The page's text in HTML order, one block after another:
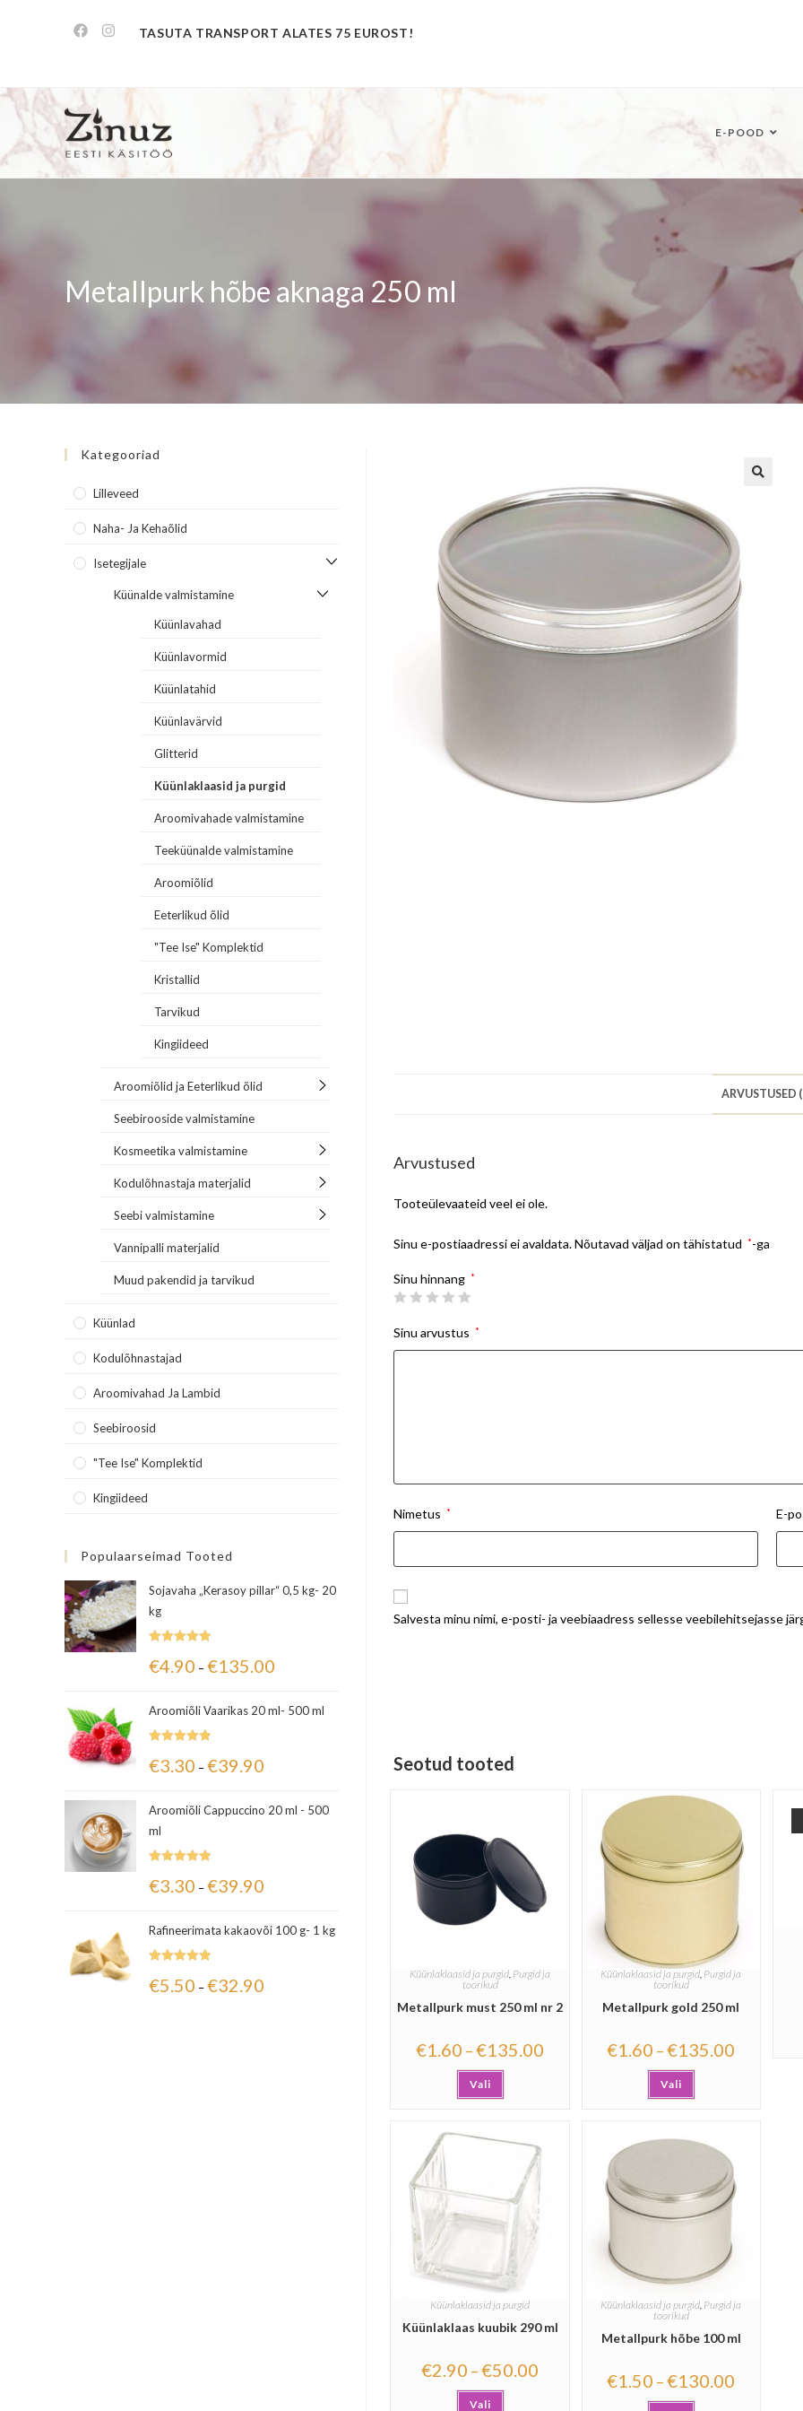
TASUTA TRANSPORT ALATES 75 EUROST!
E-POOD
Metallpurk hõbe aknaga 250 ml
ARVUSTUSED
Arvustused
Tooteülevaateid veel ei ole.
Sinu e-postiaadressi ei avaldata.Nõutavad väljad on tähistatud *-ga
Sinu hinnang *
Sinu arvustus *
Nimetus * E-
Salvesta minu nimi, e-posti- ja veebiaadress sellesse veebilehitsejasse
Seotud tooted
Küünlaklaasid ja purgid Purgid ja
toorikud
Metallpurk must 250 ml nr 2
€1.60 –€135.00
Vali
Küünlaklaasid ja purgid Purgid ja
toorikud
Metallpurk gold 250 ml
€1.60 –€135.00
Vali
Küünlaklaasid ja purgid
Küünlaklaas kuubik 290 ml
€2.90 –€50.00
Vali
Küünlaklaasid ja purgid, Purgid ja
toorikud
Metallpurk hõbe 100 ml
€1.50 –€130.00
Kategooriad
Lilleveed
Naha- Ja Kehaõlid
Isetegijale
Küünalde valmistamine
Küünlavahad
Küünlavormid
Küünlatahid
Küünlavärvid
Glitterid
Küünlaklaasid ja purgid
Aroomivahade valmistamine
Teeküünalde valmistamine
Aroomiõlid
Eeterlikud õlid
"Tee Ise" Komplektid
Kristallid
Tarvikud
Kingiideed
Aroomiõlid ja Eeterlikud õlid
Seebirooside valmistamine
Kosmeetika valmistamine
Kodulõhnastaja materjalid
Seebi valmistamine
Vannipalli materjalid
Muud pakendid ja tarvikud
Küünlad
Kodulõhnastajad
Aroomivahad Ja Lambid
Seebiroosid
"Tee Ise" Komplektid
Kingiideed
Populaarseimad Tooted
Sojavaha „Kerasoy pillar“ 0,5 kg- 20
kg
5.00/ 5
€4.90 –€135.00
Aroomiõli Vaarikas 20 ml- 500 ml
5.00/ 5
€3.30 –€39.90
Aroomiõli Cappuccino 20 ml - 500
ml
5.00/ 5
€3.30 –€39.90
Rafineerimata kakaovõi 100 g- 1 kg
5.00 / 5
€5.50 –€32.90